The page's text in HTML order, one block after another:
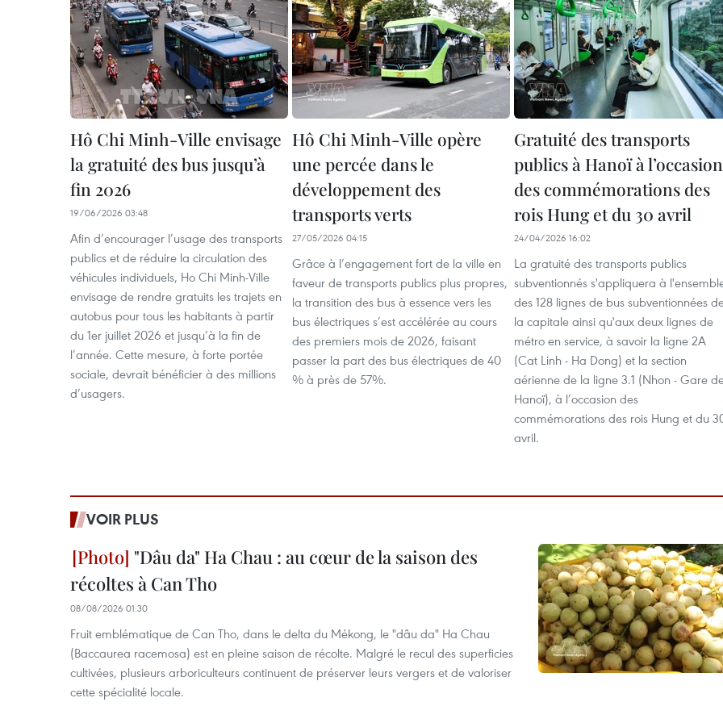
Hô Chi Minh-Ville envisage
la gratuité des bus jusqu’à
fin 2026
19/06/2026 03:48
Afin d’encourager l’usage des transports
publics et de réduire la circulation des
véhicules individuels, Ho Chi Minh-Ville
envisage de rendre gratuits les trajets en
autobus pour tous les habitants à partir
du 1er juillet 2026 et jusqu’à la fin de
l’année. Cette mesure, à forte portée
sociale, devrait bénéficier à des millions
d’usagers.
Hô Chi Minh-Ville opère
une percée dans le
développement des
transports verts
27/05/2026 04:15
Grâce à l’engagement fort de la ville en
faveur de transports publics plus propres,
la transition des bus à essence vers les
bus électriques s’est accélérée au cours
des premiers mois de 2026, faisant
passer la part des bus électriques de 40
% à près de 57%.
Gratuité des transports
publics à Hanoï à l’occasion
des commémorations des
rois Hung et du 30 avril
24/04/2026 16:02
La gratuité des transports publics
subventionnés s'appliquera à
des 128 lignes de bus subventionnées
la capitale ainsi qu'aux deux lignes de
métro en service, à savoir la ligne 2A
(Cat Linh - Ha Dong) et la section
aérienne de la ligne 3.1 (Nhon - Gare
Hanoï), à l’occasion des
commémorations des rois Hung et du
avril.
VOIR PLUS
"Dâu da" Ha Chau : au cœur de la saison des
récoltes à Can Tho
08/08/2026 01:30
Fruit emblématique de Can Tho, dans le delta du Mékong, le "dâu da" Ha Chau
(Baccaurea racemosa) est en pleine saison de récolte. Malgré le recul des superficies
cultivées, plusieurs arboriculteurs continuent de préserver leurs vergers et de valoriser
cette spécialité locale.